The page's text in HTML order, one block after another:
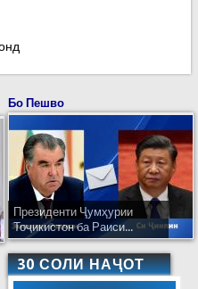
and Resettlement Plan
Бо Пешво
Президенти Ҷумҳурии
Тоҷикистон ба Раиси...
30 СОЛИ НАҶОТ